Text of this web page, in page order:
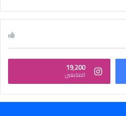
19٬200
المتابعين